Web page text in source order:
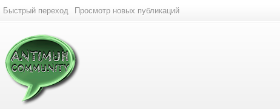
Быстрый переход Просмотр новых публикаций